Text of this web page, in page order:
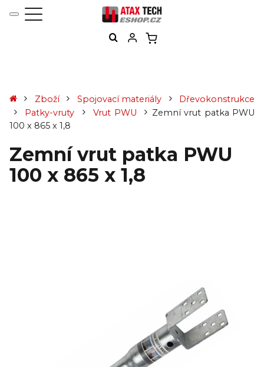
Zboží Spojovací materiály
Dřevokonstrukce
Patky-vruty
Vrut PWU
Zemní vrut patka PWU
100 x 865 x 1,8
Zemní vrut patka PWU
100 x 865 x 1,8